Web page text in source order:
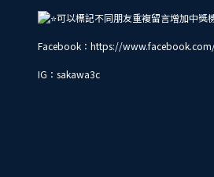
可以標記不同朋友重複留言增加中獎
Facebook：https://
IG：sakawa3c